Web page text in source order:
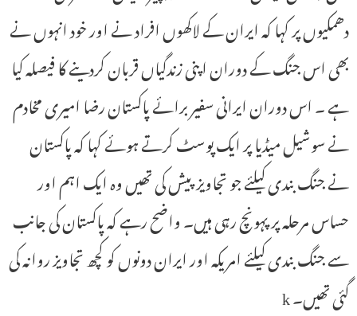
دھمکیوں پر کہا کہ ایران کے لاکھوں افراد نے اور خود انہوں نے
بھی اس جنگ کے دوران اپنی زندگیاں قربان کردینے کا فیصلہ کیا
ہے ۔ اس دوران ایرانی سفیر برائے پاکستان رضا امیری مخادم
نے سوشیل میڈیا پر ایک پوسٹ کرتے ہوئے کہا کہ پاکستان
نے جنگ بندی کیلئے جو تجاویز پیش کی تھیں وہ ایک اہم اور
حساس مرحلہ پر پہونچ رہی ہیں۔ واضح رہے کہ پاکستان کی جانب
سے جنگ بندی کیلئے امریکہ اور ایران دونوں کو کچھ تجاویز روانہ کی
گئی تھیں۔ k